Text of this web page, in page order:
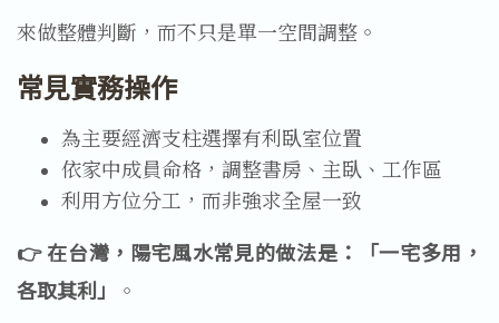
來做整體判斷，而不只是單一空間調整。
常見實務操作
為主要經濟支柱選擇有利臥室位置
依家中成員命格，調整書房、主臥、工作區
利用方位分工，而非強求全屋一致
👉 在台灣，陽宅風水常見的做法是：「一宅多用，
各取其利」
。